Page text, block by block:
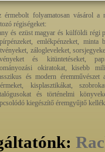
érmebolt folyamatosan vásárol a
régiségeket:
és ezüst magyar és külföldi régi
emlékpénzeket, minta
zálogleveleket,
és kitüntetéseket,
okiratokat, kisebb
és modern éremművészet
kisplasztikákat,
és történelmi
kiegészítő éremgyűjtő